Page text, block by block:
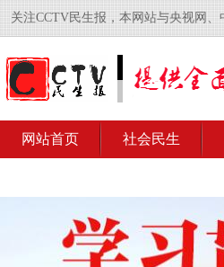
关注CCTV民生报，本网站与央视网、
网站首页 社会民生